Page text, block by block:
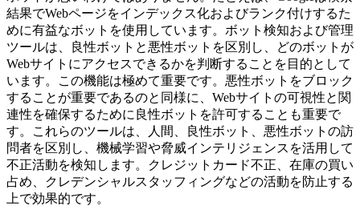
結果でWebページをインデックス化およびランク付けするた
めに有益なボットを使用しています。ボット検知および管理
ツールは、良性ボットと悪性ボットを区別し、どのボットが
Webサイトにアクセスできるかを判断することを目的として
います。この機能は極めて重要です。悪性ボットをブロック
することが重要であるのと同様に、Webサイトの可視性と関
連性を確保するために良性ボットを許可することも重要で
す。これらのツールは、人間、良性ボット、悪性ボットの訪
問者を区別し、機械学習や脅威インテリジェンスを活用して
不正活動を検知します。クレジットカード不正、在庫の買い
占め、クレデンシャルスタッフィングなどの活動を防止する
上で効果的です。